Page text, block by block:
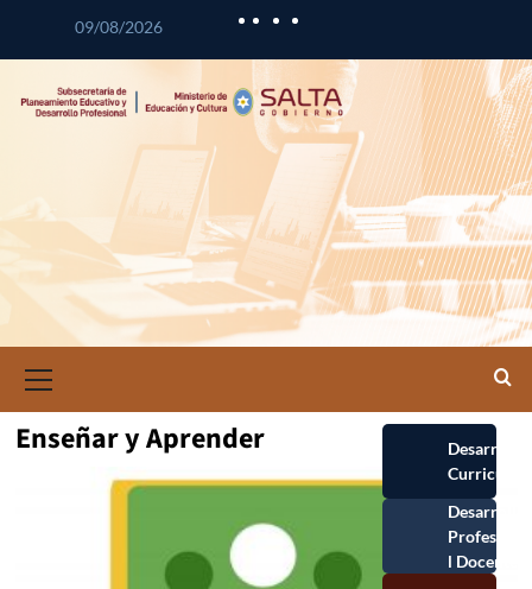
09/08/2026
Enseñar y Aprender
Desarrollo
Curricular
Desarrollo
Profesional
Docente